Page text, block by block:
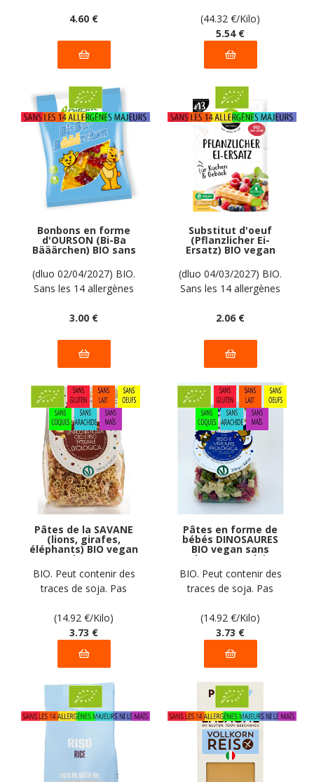
4.60 €
(44.32 €/Kilo)
5.54 €
Bonbons en forme
d'OURSON (Bi-Ba
Bääärchen) BIO sans
allergènes Biobon :
100g
(dluo 02/04/2027) BIO.
Sans les 14 allergènes
3.00 €
Substitut d'oeuf
(Pflanzlicher Ei-
Ersatz) BIO vegan
sans allergènes
AGAVA : 20 grammes
(dluo 04/03/2027) BIO.
Sans les 14 allergènes
2.06 €
Pâtes de la SAVANE
(lions, girafes,
éléphants) BIO vegan
sans gluten, sans
lait, sans oeufs, sans
coque, sans arachide
Pasta Natura : 250g
BIO. Peut contenir des
traces de soja. Pas
déclarées par le
fabricant
(14.92 €/Kilo)
3.73 €
Pâtes en forme de
bébés DINOSAURES
BIO vegan sans
gluten, sans lait,
sans oeufs, sans
coque, sans arachide
Pasta Natura : 250g
BIO. Peut contenir des
traces de soja. Pas
déclarées par le
fabricant
(14.92 €/Kilo)
3.73 €